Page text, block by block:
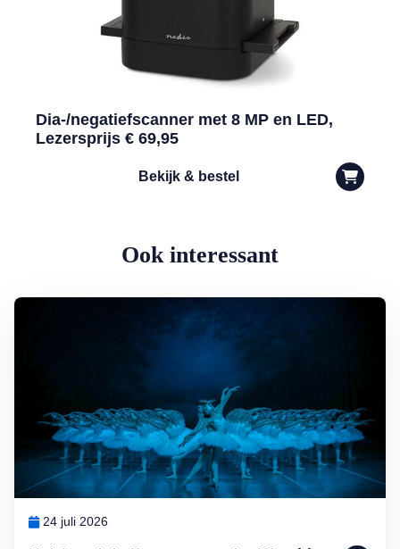
Dia-/negatiefscanner met 8 MP en LED,
Lezersprijs € 69,95
Bekijk & bestel
Ook interessant
24 juli 2026
Lees meer over Het Grootste Zwanenmeer ter Wereld